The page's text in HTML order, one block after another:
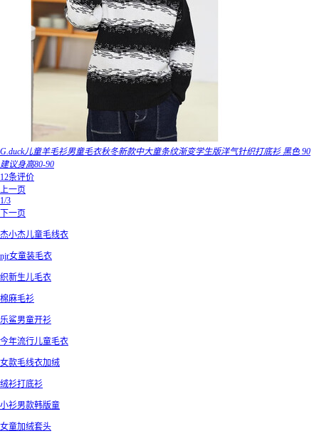
G.duck儿童羊毛衫男童毛衣秋冬新款中大童条纹渐变学生版洋气针织打底衫 黑色 90
建议身高80-90
12条评价
上一页
1/3
下一页
杰小杰儿童毛线衣
njr女童装毛衣
织新生儿毛衣
棉麻毛衫
乐鲨男童开衫
今年流行儿童毛衣
女款毛线衣加绒
绒衫打底衫
小衫男款韩版童
女童加绒套头